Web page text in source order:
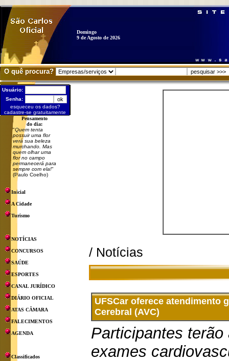
Domingo
9 de Agosto de 2026
O quê procura?
Usuário:
Senha:
esqueceu os dados?
cadastre-se gratuitamente
Pensamento
do dia:
"Quem tenta
possuir uma flor
verá sua beleza
murchando. Mas
quem olhar uma
flor no campo
permanecerá para
sempre com ela!"
(Paulo Coelho)
Inicial
A Cidade
Turismo
NOTÍCIAS
CONCURSOS
SAÚDE
ESPORTES
CANAL JURÍDICO
DIÁRIO OFICIAL
ATAS CÂMARA
FALECIMENTOS
AGENDA
Classificados
/ Notícias
UFSCar oferece atendimento
Cerebral (AVC)
Participantes
exames